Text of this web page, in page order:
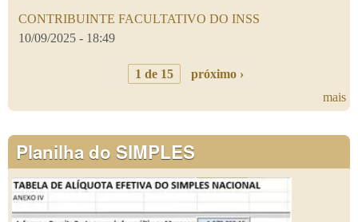
CONTRIBUINTE FACULTATIVO DO INSS
10/09/2025 - 18:49
1 de 15
próximo ›
mais
Planilha do SIMPLES